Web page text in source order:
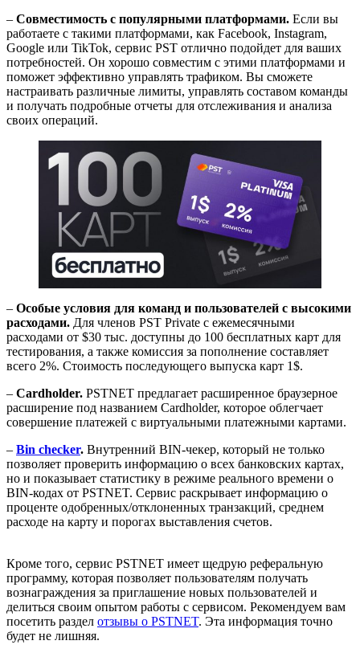
– Совместимость с популярными платформами. Если вы
работаете с такими платформами, как Facebook, Instagram,
Google или TikTok, сервис PST отлично подойдет для ваших
потребностей. Он хорошо совместим с этими платформами и
поможет эффективно управлять трафиком. Вы сможете
настраивать различные лимиты, управлять составом команды
и получать подробные отчеты для отслеживания и анализа
своих операций.
– Особые условия для команд и пользователей с высокими
расходами. Для членов PST Private с ежемесячными
расходами от $30 тыс. доступны до 100 бесплатных карт для
тестирования, а также комиссия за пополнение составляет
всего 2%. Стоимость последующего выпуска карт 1$.
– Cardholder. PSTNET предлагает расширенное браузерное
расширение под названием Cardholder, которое облегчает
совершение платежей с виртуальными платежными картами.
– Bin checker. Внутренний BIN-чекер, который не только
позволяет проверить информацию о всех банковских картах,
но и показывает статистику в режиме реального времени о
BIN-кодах от PSTNET. Сервис раскрывает информацию о
проценте одобренных/отклоненных транзакций, среднем
расходе на карту и порогах выставления счетов.
Кроме того, сервис PSTNET имеет щедрую реферальную
программу, которая позволяет пользователям получать
вознаграждения за приглашение новых пользователей и
делиться своим опытом работы с сервисом. Рекомендуем вам
посетить раздел отзывы о PSTNET. Эта информация точно
будет не лишняя.